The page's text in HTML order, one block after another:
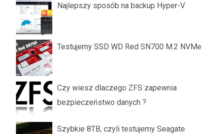
Najlepszy sposób na backup Hyper-V
Testujemy SSD WD Red SN700 M.2 NVMe
Czy wiesz dlaczego ZFS zapewnia
bezpieczeństwo danych ?
Szybkie 8TB, czyli testujemy Seagate